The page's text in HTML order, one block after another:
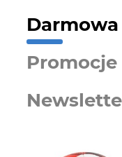
Promocje